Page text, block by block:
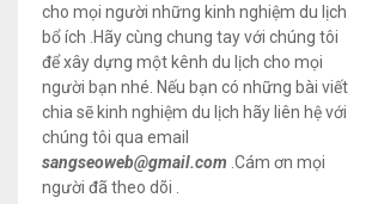
cho mọi người những kinh nghiệm du lịch
bổ ích .Hãy cùng chung tay với chúng tôi
để xây dựng một kênh du lịch cho mọi
người bạn nhé. Nếu bạn có những bài viết
chia sẽ kinh nghiệm du lịch hãy liên hệ với
chúng tôi qua email
sangseoweb@gmail.com .Cám ơn mọi
người đã theo dõi .